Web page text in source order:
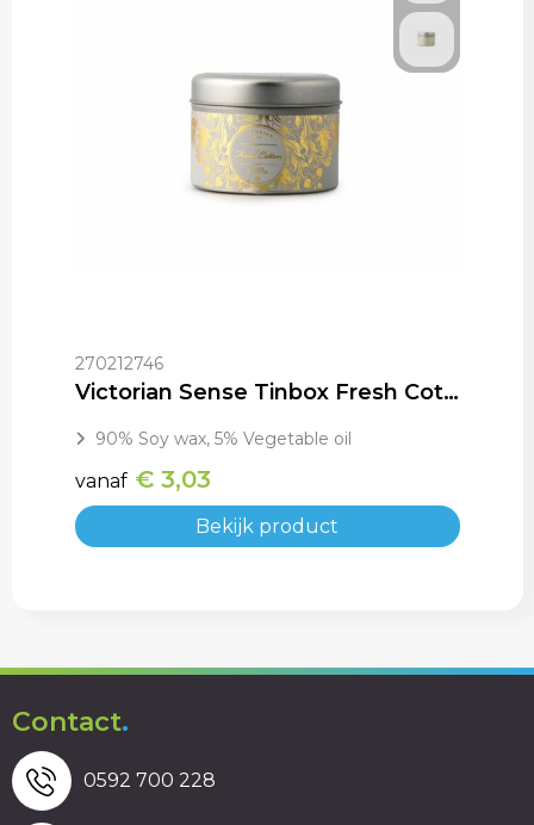
270212746
Victorian Sense Tinbox Fresh Cotton geurkaars
90% Soy wax, 5% Vegetable oil
vanaf € 3,03
Bekijk product
Contact.
0592 700 228